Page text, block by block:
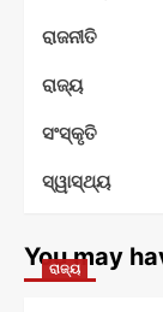
ରାଜନୀତି
ରାଜ୍ୟ
ସଂସ୍କୃତି
ସ୍ୱାସ୍ଥ୍ୟ
You may
ରାଜ୍ୟ